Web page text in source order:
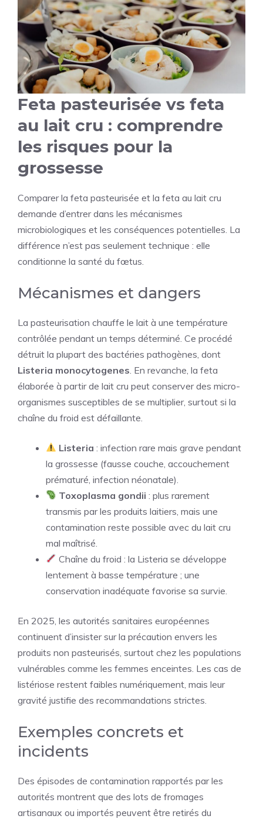
Feta pasteurisée vs feta
au lait cru : comprendre
les risques pour la
grossesse
Comparer la feta pasteurisée et la feta au lait cru
demande d’entrer dans les mécanismes
microbiologiques et les conséquences potentielles. La
différence n’est pas seulement technique : elle
conditionne la santé du fœtus.
Mécanismes et dangers
La pasteurisation chauffe le lait à une température
contrôlée pendant un temps déterminé. Ce procédé
détruit la plupart des bactéries pathogènes, dont
Listeria monocytogenes . En revanche, la feta
élaborée à partir de lait cru peut conserver des micro-
organismes susceptibles de se multiplier, surtout si la
chaîne du froid est défaillante.
Listeria : infection rare mais grave pendant
la grossesse (fausse couche, accouchement
prématuré, infection néonatale).
Toxoplasma gondii : plus rarement
transmis par les produits laitiers, mais une
contamination reste possible avec du lait cru
mal maîtrisé.
Chaîne du froid : la Listeria se développe
lentement à basse température ; une
conservation inadéquate favorise sa survie.
En 2025, les autorités sanitaires européennes
continuent d’insister sur la précaution envers les
produits non pasteurisés, surtout chez les populations
vulnérables comme les femmes enceintes. Les cas de
listériose restent faibles numériquement, mais leur
gravité justifie des recommandations strictes.
Exemples concrets et
incidents
Des épisodes de contamination rapportés par les
autorités montrent que des lots de fromages
artisanaux ou importés peuvent être retirés du